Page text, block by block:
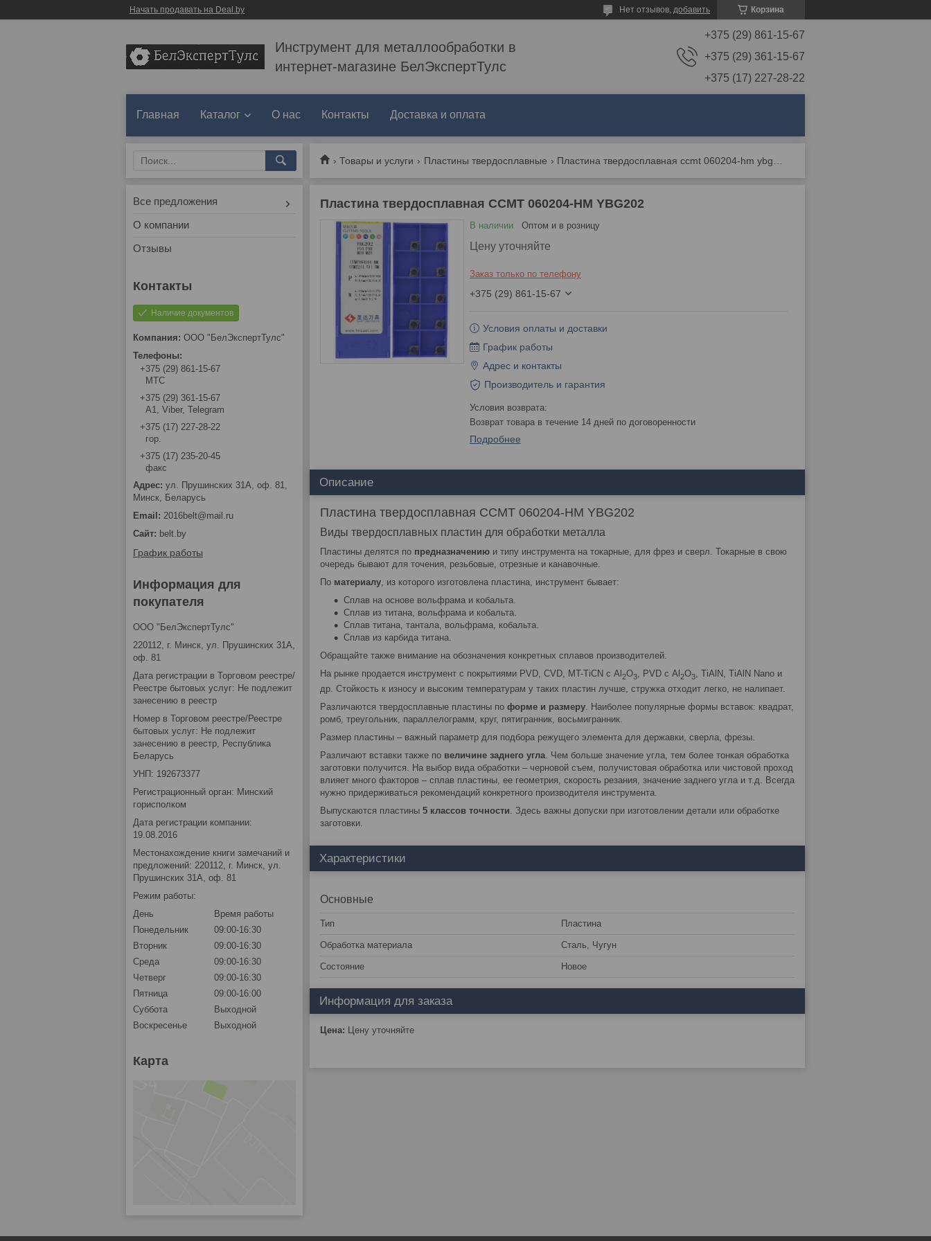
Начать продавать на Deal.by Корзина
Нет отзывов, добавить
Инструмент для металлообработки в
интернет-магазине БелЭкспертТулс
+375 (29) 861-15-67
+375 (29) 361-15-67
+375 (17) 227-28-22
Главная Каталог О нас Контакты Доставка и оплата
Товары и услуги Пластины твердосплавные
Пластина твердосплавная CCMT 060204-HM YBG202
В наличии Оптом и в розницу
Цену уточняйте
Заказ только по телефону
+375 (29) 861-15-67
Условия оплаты и доставки
График работы
Адрес и контакты
Производитель и гарантия
возврат товара в течение 14 дней по договоренности
Подробнее
Описание
Пластина твердосплавная CCMT 060204-HM YBG202
Виды твердосплавных пластин для обработки металла
Пластины делятся по предназначению и типу инструмента на токарные, для фрез и сверл. Токарные в свою
очередь бывают для точения, резьбовые, отрезные и канавочные.
По материалу, из которого изготовлена пластина, инструмент бывает:
Сплав на основе вольфрама и кобальта.
Сплав из титана, вольфрама и кобальта.
Сплав титана, тантала, вольфрама, кобальта.
Сплав из карбида титана.
Обращайте также внимание на обозначения конкретных сплавов производителей.
На рынке продается инструмент с покрытиями PVD, CVD, MT-TiCN с Al 2O3, PVD с Al 2O3, TiAlN, TiAlN Nano и
др. Стойкость к износу и высоким температурам у таких пластин лучше, стружка отходит легко, не налипает.
Различаются твердосплавные пластины по форме и размеру . Наиболее популярные формы вставок: квадрат,
ромб, треугольник, параллелограмм, круг, пятигранник, восьмигранник.
Размер пластины – важный параметр для подбора режущего элемента для державки, сверла, фрезы.
Различают вставки также по величине заднего угла . Чем больше значение угла, тем более тонкая обработка
заготовки получится. На выбор вида обработки – черновой съем, получистовая обработка или чистовой проход
влияет много факторов – сплав пластины, ее геометрия, скорость резания, значение заднего угла и т.д. Всегда
нужно придерживаться рекомендаций конкретного производителя инструмента.
Выпускаются пластины 5 классов точности . Здесь важны допуски при изготовлении детали или обработке
заготовки.
Характеристики
Основные
Тип Пластина
Обработка материала Сталь, Чугун
Состояние Новое
Информация для заказа
Цена: Цену уточняйте
Все предложения
О компании
Отзывы
Наличие документов
ООО "БелЭкспертТулс"
+375 (29) 861-15-67
МТС
+375 (29) 361-15-67
А1, Viber, Telegram
+375 (17) 227-28-22
гор.
+375 (17) 235-20-45
факс
ул. Прушинских 31А, оф. 81,
Минск, Беларусь
2016belt@mail.ru
belt.by
График работы
Информация для
покупателя
ООО "БелЭкспертТулс"
220112, г. Минск, ул. Прушинских 31А,
оф. 81
Дата регистрации в Торговом реестре/
Реестре бытовых услуг: Не подлежит
занесению в реестр
Номер в Торговом реестре/Реестре
бытовых услуг: Не подлежит
занесению в реестр, Республика
Беларусь
УНП: 192673377
Регистрационный орган: Минский
горисполком
Дата регистрации компании:
19.08.2016
Местонахождение книги замечаний и
предложений: 220112, г. Минск, ул.
Прушинских 31А, оф. 81
Режим работы:
День
Время работы
Понедельник
09:00-16:30
Вторник
09:00-16:30
Среда
09:00-16:30
Четверг
09:00-16:30
Пятница
09:00-16:00
Суббота
Выходной
Воскресенье
Выходной
Карта